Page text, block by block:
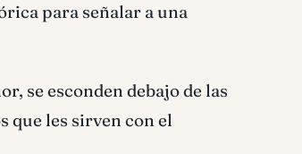
para señalar a una
se esconden debajo de las
que les sirven con el